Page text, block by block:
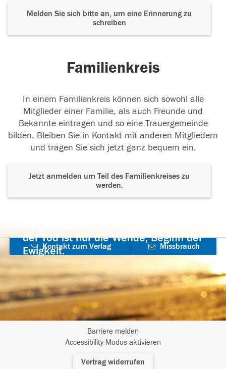
Melden Sie sich bitte an, um eine Erinnerung zu
schreiben
Familienkreis
In einem Familienkreis können sich sowohl alle
Mitglieder einer Familie, als auch Freunde und
Bekannte eintragen und so eine Trauergemeinde
bilden. Bleiben Sie in Kontakt mit anderen Mitgliedern
und tragen Sie sich jetzt ganz bequem ein.
Jetzt anmelden um Teil des Familienkreises zu
werden.
der Tod ist nur die Wende, Beginn der
Ewigkeit.
Kontakt zum Verlag
aufnehmen
Missbrauch
Barriere melden
Accessibility-Modus aktivieren
Vertrag widerrufen